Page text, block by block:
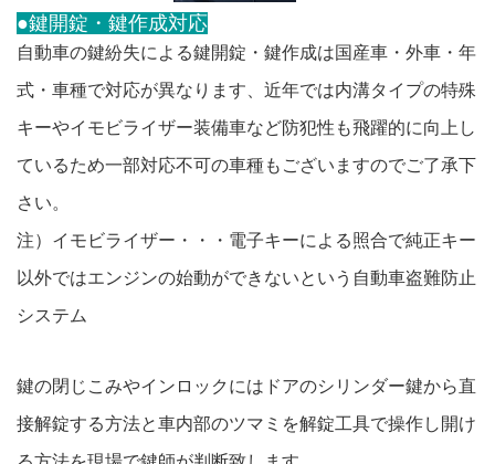
●鍵開錠・鍵作成対応
自動車の鍵紛失による鍵開錠・鍵作成は国産車・外車・年
式・車種で対応が異なります、近年では内溝タイプの特殊
キーやイモビライザー装備車など防犯性も飛躍的に向上し
ているため一部対応不可の車種もございますのでご了承下
さい。
注）イモビライザー・・・電子キーによる照合で純正キー
以外ではエンジンの始動ができないという自動車盗難防止
システム
鍵の閉じこみやインロックにはドアのシリンダー鍵から直
接解錠する方法と車内部のツマミを解錠工具で操作し開け